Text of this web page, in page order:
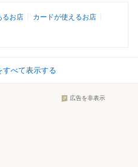
るお店
カードが使えるお店
すべて表示する
広告を非表示